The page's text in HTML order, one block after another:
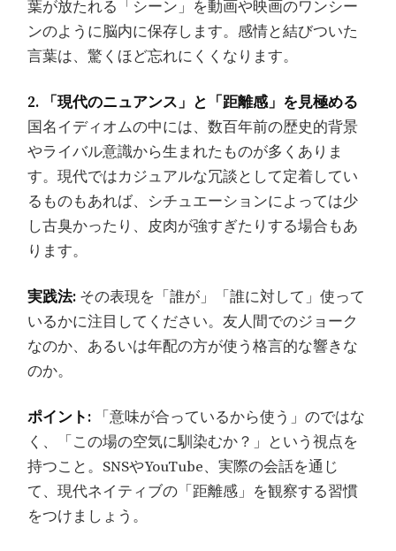
葉が放たれる「シーン」を動画や映画のワンシー
ンのように脳内に保存します。感情と結びついた
言葉は、驚くほど忘れにくくなります。
2. 「現代のニュアンス」と「距離感」を見極める
国名イディオムの中には、数百年前の歴史的背景
やライバル意識から生まれたものが多くありま
す。現代ではカジュアルな冗談として定着してい
るものもあれば、シチュエーションによっては少
し古臭かったり、皮肉が強すぎたりする場合もあ
ります。
実践法: その表現を「誰が」「誰に対して」使って
いるかに注目してください。友人間でのジョーク
なのか、あるいは年配の方が使う格言的な響きな
のか。
ポイント: 「意味が合っているから使う」のではな
く、「この場の空気に馴染むか？」という視点を
持つこと。SNSやYouTube、実際の会話を通じ
て、現代ネイティブの「距離感」を観察する習慣
をつけましょう。